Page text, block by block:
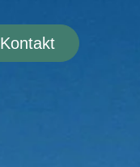
Kontakt